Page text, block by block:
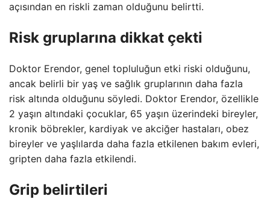
açısından en riskli zaman olduğunu belirtti.
Risk gruplarına dikkat çekti
Doktor Erendor, genel topluluğun etki riski olduğunu,
ancak belirli bir yaş ve sağlık gruplarının daha fazla
risk altında olduğunu söyledi. Doktor Erendor, özellikle
2 yaşın altındaki çocuklar, 65 yaşın üzerindeki bireyler,
kronik böbrekler, kardiyak ve akciğer hastaları, obez
bireyler ve yaşlılarda daha fazla etkilenen bakım evleri,
gripten daha fazla etkilendi.
Grip belirtileri